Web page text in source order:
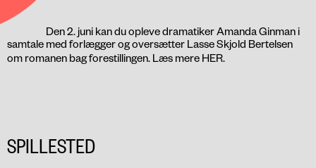
Den 2. juni kan du opleve dramatiker Amanda Ginman i
samtale med forlægger og oversætter Lasse Skjold Bertelsen
om romanen bag forestillingen. Læs mere HER.
SPILLESTED